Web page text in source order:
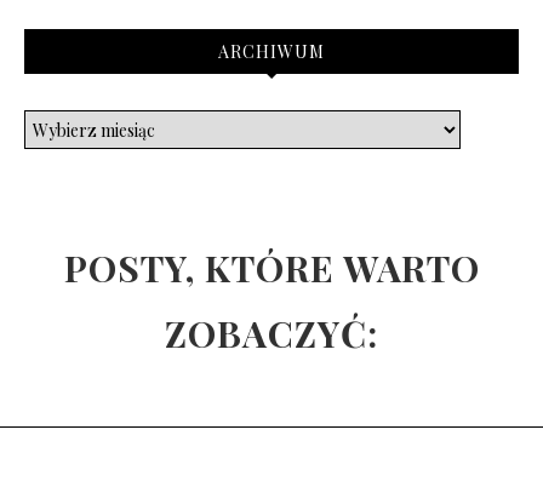
ARCHIWUM
POSTY, KTÓRE WARTO
ZOBACZYĆ: